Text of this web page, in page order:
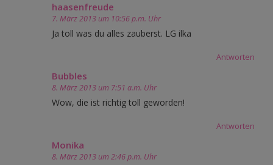
haasenfreude
7. März 2013 um 10:56 p.m. Uhr
Ja toll was du alles zauberst. LG ilka
Antworten
Bubbles
8. März 2013 um 7:51 a.m. Uhr
Wow, die ist richtig toll geworden!
Antworten
Monika
8. März 2013 um 2:46 p.m. Uhr